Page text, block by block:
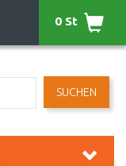
SUCHEN
0 St